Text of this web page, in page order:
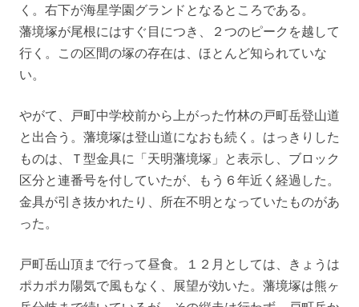
く。右下が海星学園グランドとなるところである。
藩境塚が尾根にはすぐ目につき、２つのピークを越して
行く。この区間の塚の存在は、ほとんど知られていな
い。
やがて、戸町中学校前から上がった竹林の戸町岳登山道
と出合う。藩境塚は登山道になおも続く。はっきりした
ものは、Ｔ型金具に「天明藩境塚」と表示し、ブロック
区分と連番号を付していたが、もう６年近く経過した。
金具が引き抜かれたり、所在不明となっていたものがあ
った。
戸町岳山頂まで行って昼食。１２月としては、きょうは
ポカポカ陽気で風もなく、展望が効いた。藩境塚は熊ヶ